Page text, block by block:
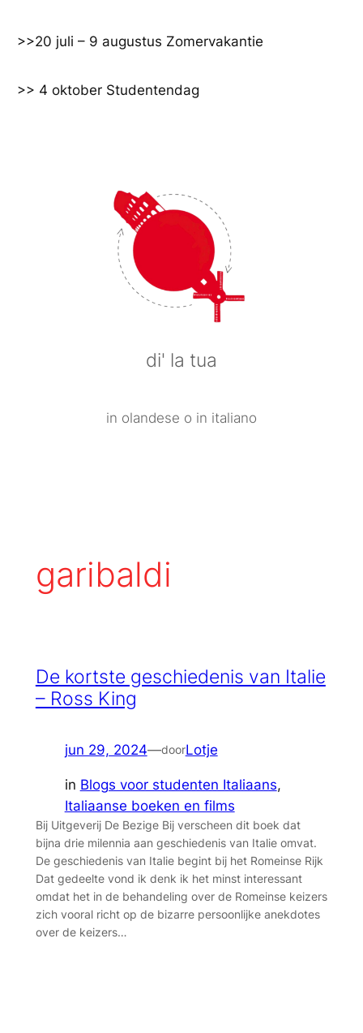
naar
>>20 juli – 9 augustus Zomervakantie
>> 4 oktober Studentendag
di' la tua
in olandese o in italiano
garibaldi
De kortste geschiedenis van Italie
– Ross King
jun 29, 2024—doorLotje
in Blogs voor studenten Italiaans
Italiaanse boeken en films
Bij Uitgeverij De Bezige Bij verscheen dit boek dat
bijna drie milennia aan geschiedenis van Italie omvat.
De geschiedenis van Italie begint bij het Romeinse Rijk
Dat gedeelte vond ik denk ik het minst interessant
omdat het in de behandeling over de Romeinse keizers
zich vooral richt op de bizarre persoonlijke anekdotes
over de keizers…